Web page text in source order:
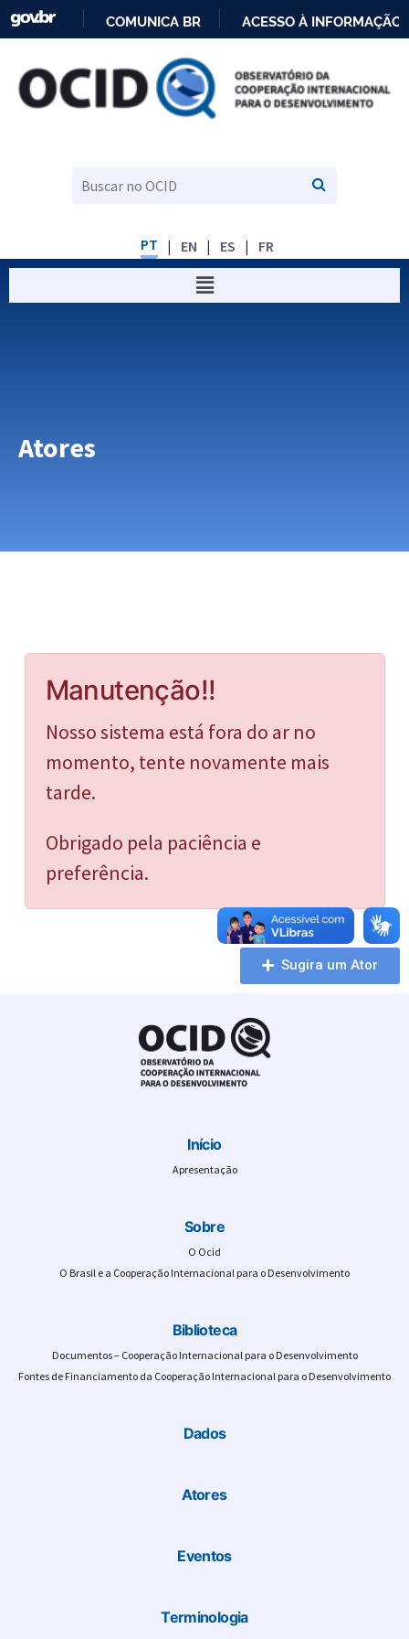
PARA
O
COMUNICA BR ACESSO À INFORMAÇÃO
PT EN ES FR
Atores
Manutenção!!
Nosso sistema está fora do ar no
momento, tente novamente mais
tarde.
Obrigado pela paciência e
preferência.
Sugira um Ator
Início
Apresentação
Sobre
O Ocid
O Brasil e a Cooperação Internacional para o Desenvolvimento
Biblioteca
Documentos – Cooperação Internacional para o Desenvolvimento
Fontes de Financiamento da Cooperação Internacional para o Desenvolvimento
Dados
Atores
Eventos
Terminologia